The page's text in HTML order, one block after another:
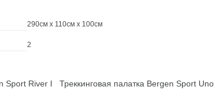
290см x 110см x 100см
2
Sport River I Треккинговая палатка Bergen Sport